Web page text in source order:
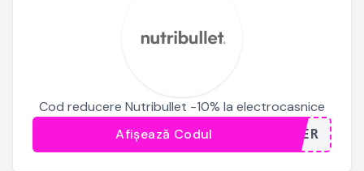
Cod reducere Nutribullet -10% la electrocasnice
...TER
Afișează Codul